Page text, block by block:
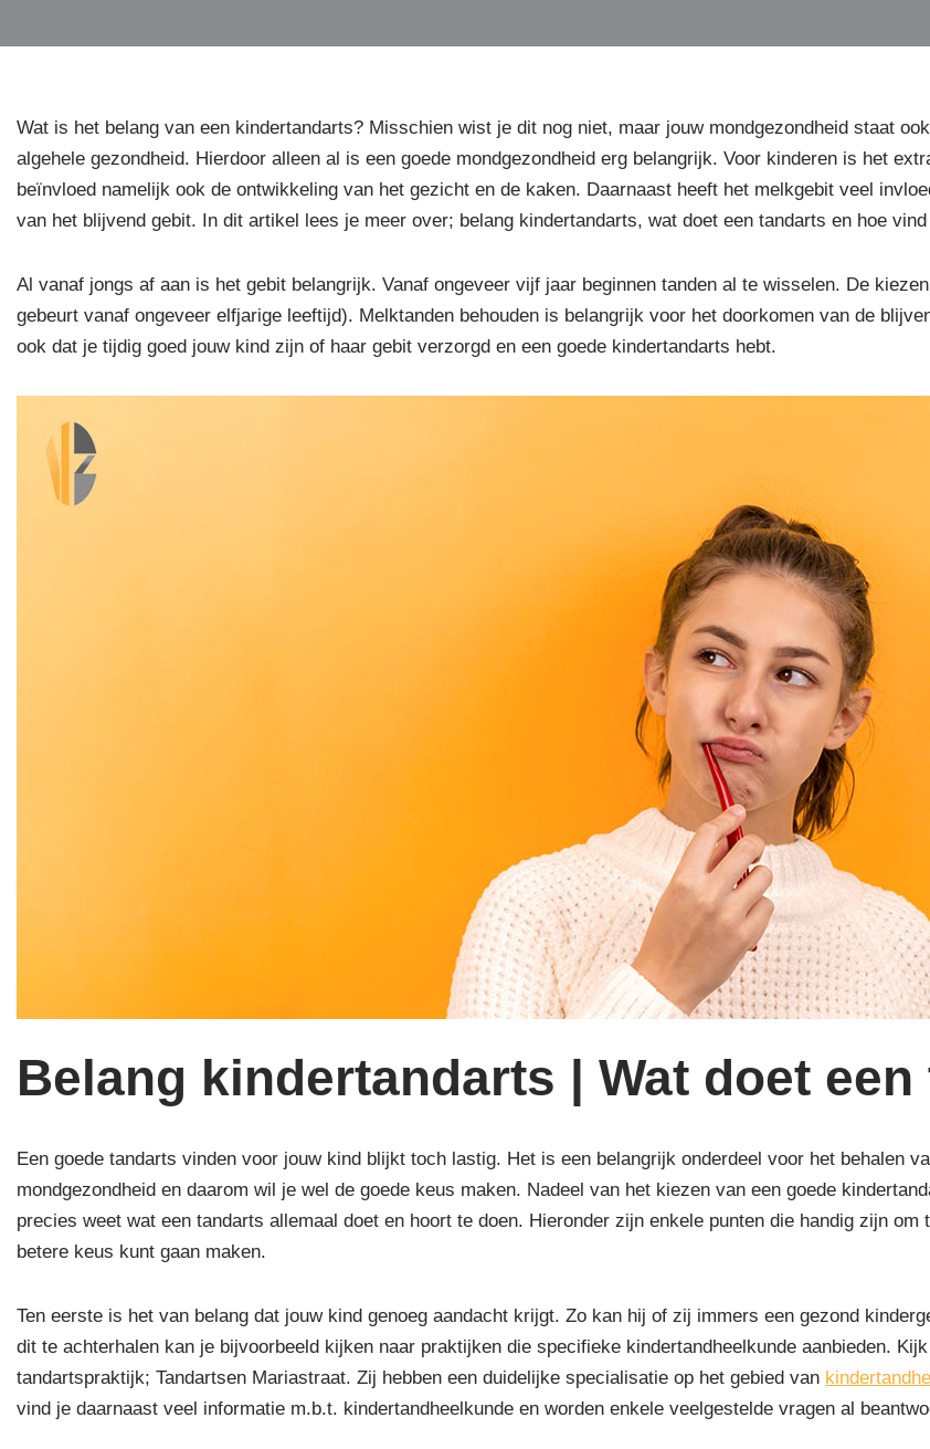
Wat is het belang van een kindertandarts? Misschien wist je dit nog niet, maar jouw mondgezondheid staat
algehele gezondheid. Hierdoor alleen al is een goede mondgezondheid erg belangrijk. Voor kinderen is het
beïnvloed namelijk ook de ontwikkeling van het gezicht en de kaken. Daarnaast heeft het melkgebit veel
van het blijvend gebit. In dit artikel lees je meer over; belang kindertandarts, wat doet een tandarts en hoe
Al vanaf jongs af aan is het gebit belangrijk. Vanaf ongeveer vijf jaar beginnen tanden al te wisselen. De
gebeurt vanaf ongeveer elfjarige leeftijd). Melktanden behouden is belangrijk voor het doorkomen van de
ook dat je tijdig goed jouw kind zijn of haar gebit verzorgd en een goede kindertandarts hebt.
Belang kindertandarts | Wat doet
Een goede tandarts vinden voor jouw kind blijkt toch lastig. Het is een belangrijk onderdeel voor het behalen
mondgezondheid en daarom wil je wel de goede keus maken. Nadeel van het kiezen van een goede
precies weet wat een tandarts allemaal doet en hoort te doen. Hieronder zijn enkele punten die handig zijn om
betere keus kunt gaan maken.
Ten eerste is het van belang dat jouw kind genoeg aandacht krijgt. Zo kan hij of zij immers een gezond
dit te achterhalen kan je bijvoorbeeld kijken naar praktijken die specifieke kindertandheelkunde aanbieden.
tandartspraktijk; Tandartsen Mariastraat. Zij hebben een duidelijke specialisatie op het gebied van
vind je daarnaast veel informatie m.b.t. kindertandheelkunde en worden enkele veelgestelde vragen al